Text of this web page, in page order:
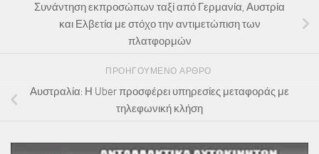
Συνάντηση εκπροσώπων ταξί από Γερμανία, Αυστρία
και Ελβετία με στόχο την αντιμετώπιση των
πλατφορμών
ΠΡΟΗΓΟΎΜΕΝΟ ΆΡΘΡΟ
Αυστραλία: Η Uber προσφέρει υπηρεσίες μεταφοράς με
τηλεφωνική κλήση